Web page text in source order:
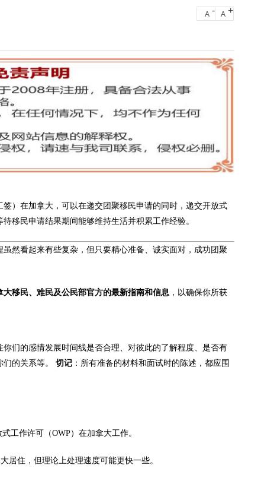
A - A +
）在加拿大，可以在递交团聚移民申请的同时，递交开放式
移民申请结果期间能够维持生活并积累工作经验。
然看起来有些复杂，但只要精心准备、诚实面对，成功团聚
大移民、难民及公民部官方的最新指南和信息 ，以确保你所获
们的感情发展时间线是否合理、对彼此的了解程度、是否有
们的关系等。切记 ：所有准备的材料和面试时的陈述，都应围
工作许可（OWP）在加拿大工作。
居住，但理论上处理速度可能更快一些。